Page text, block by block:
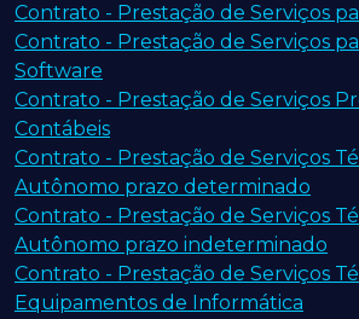
Contrato - Prestação de Serviços
Contrato - Prestação de Serviços
Software
Contrato - Prestação de Serviços
Contábeis
Contrato - Prestação de Serviços
Autônomo prazo determinado
Contrato - Prestação de Serviços
Autônomo prazo indeterminado
Contrato - Prestação de Serviços
Equipamentos de Informática